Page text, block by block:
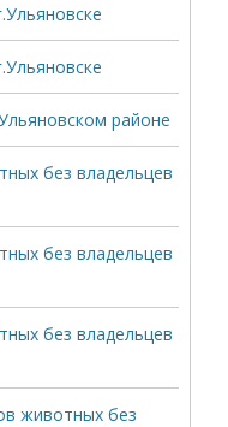
районе
без владельцев
без владельцев
без владельцев
животных без